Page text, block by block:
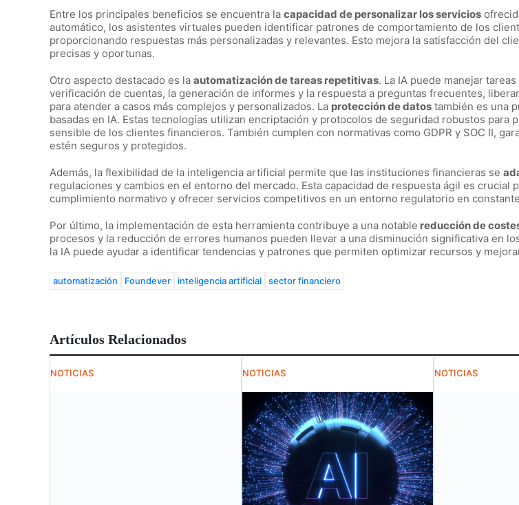
Entre los principales beneficios se encuentra la capacidad de personalizar los servicios
automático, los asistentes virtuales pueden identificar patrones de comportamiento de los
proporcionando respuestas más personalizadas y relevantes. Esto mejora la satisfacción del
precisas y oportunas.
Otro aspecto destacado es la automatización de tareas repetitivas. La IA puede manejar
verificación de cuentas, la generación de informes y la respuesta a preguntas frecuentes,
para atender a casos más complejos y personalizados. La protección de datos también es una
basadas en IA. Estas tecnologías utilizan encriptación y protocolos de seguridad robustos para
sensible de los clientes financieros. También cumplen con normativas como GDPR y SOC II,
estén seguros y protegidos.
Además, la flexibilidad de la inteligencia artificial permite que las instituciones financieras se
regulaciones y cambios en el entorno del mercado. Esta capacidad de respuesta ágil es crucial
cumplimiento normativo y ofrecer servicios competitivos en un entorno regulatorio en
Por último, la implementación de esta herramienta contribuye a una notable reducción de
procesos y la reducción de errores humanos pueden llevar a una disminución significativa en
la IA puede ayudar a identificar tendencias y patrones que permiten optimizar recursos y
automatización Foundever inteligencia artificial sector financiero
Artículos Relacionados
NOTICIAS NOTICIAS NOTICIAS